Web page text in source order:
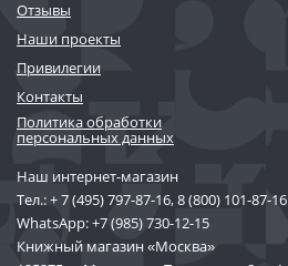
Отзывы
Наши проекты
Привилегии
Контакты
Политика обработки
персональных данных
Наш интернет-магазин
Тел.:+ 7 (495) 797-87-16,8 (800) 101-87-16
WhatsApp:+7 (985) 730-12-15
Книжный магазин «Москва»